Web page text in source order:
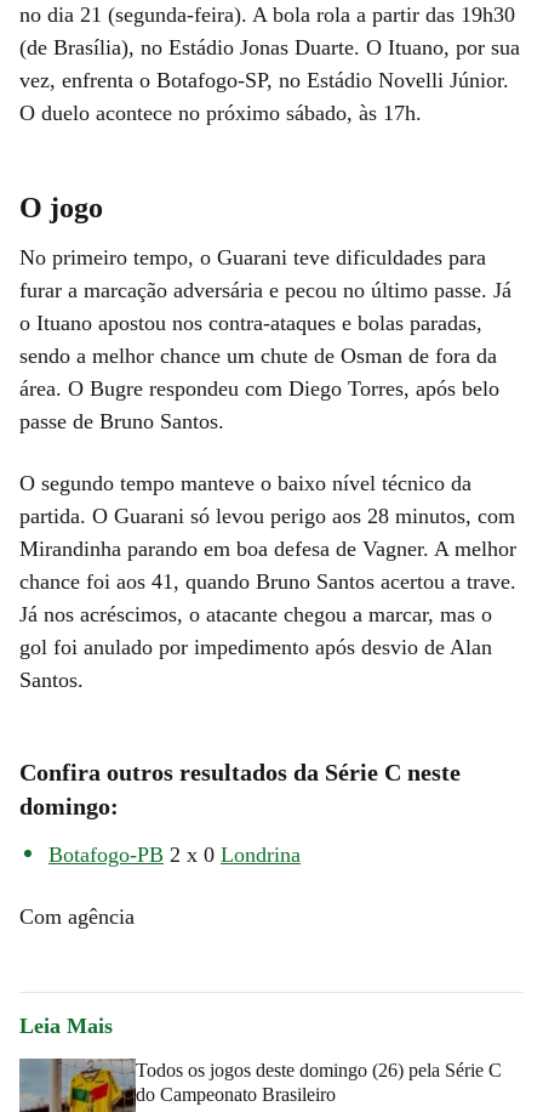
no dia 21 (segunda-feira). A bola rola a partir das 19h30
(de Brasília), no Estádio Jonas Duarte. O Ituano, por sua
vez, enfrenta o Botafogo-SP, no Estádio Novelli Júnior.
O duelo acontece no próximo sábado, às 17h.
O jogo
No primeiro tempo, o Guarani teve dificuldades para
furar a marcação adversária e pecou no último passe. Já
o Ituano apostou nos contra-ataques e bolas paradas,
sendo a melhor chance um chute de Osman de fora da
área. O Bugre respondeu com Diego Torres, após belo
passe de Bruno Santos.
O segundo tempo manteve o baixo nível técnico da
partida. O Guarani só levou perigo aos 28 minutos, com
Mirandinha parando em boa defesa de Vagner. A melhor
chance foi aos 41, quando Bruno Santos acertou a trave.
Já nos acréscimos, o atacante chegou a marcar, mas o
gol foi anulado por impedimento após desvio de Alan
Santos.
Confira outros resultados da Série C neste
domingo:
Botafogo-PB 2 x 0 Londrina
Com agência
Leia Mais
Todos os jogos deste domingo (26) pela Série C
do Campeonato Brasileiro